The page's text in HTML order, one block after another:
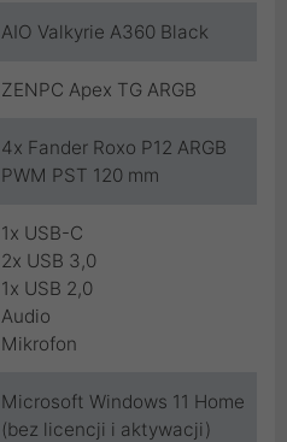
AIO Valkyrie A360 Black
ZENPC Apex TG ARGB
4x Fander Roxo P12 ARGB
PWM PST 120 mm
1x USB-C
2x USB 3,0
1x USB 2,0
Audio
Mikrofon
Microsoft Windows 11 Home
(bez licencji i aktywacji)